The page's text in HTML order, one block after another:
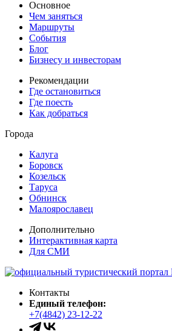
Основное
Чем заняться
Маршруты
События
Блог
Бизнесу и инвесторам
Рекомендации
Где остановиться
Где поесть
Как добраться
Города
Калуга
Боровск
Козельск
Таруса
Обнинск
Малоярославец
Дополнительно
Интерактивная карта
Для СМИ
Контакты
Единый телефон:
+7(4842) 23-12-22